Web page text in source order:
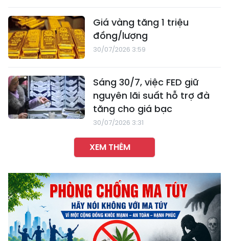
Giá vàng tăng 1 triệu
đồng/lượng
30/07/2026 3:59
Sáng 30/7, việc FED giữ
nguyên lãi suất hỗ trợ đà
tăng cho giá bạc
30/07/2026 3:31
XEM THÊM